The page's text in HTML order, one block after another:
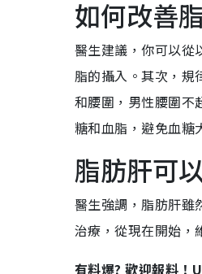
如何改善
醫生建議，你可以從
脂的攝入。其次，規
和腰圍，男性腰圍不
糖和血脂，避免血糖
脂肪肝可
醫生強調，脂肪肝雖
治療，從現在開始，
有料爆? 歡迎報料